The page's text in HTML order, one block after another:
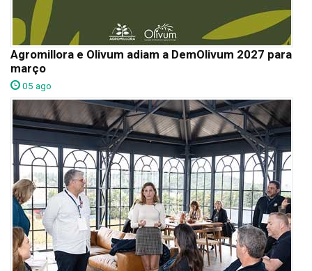
Agromillora e Olivum adiam a DemOlivum 2027 para
março
05 ago